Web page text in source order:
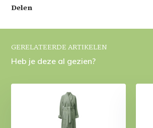
Delen
GERELATEERDE ARTIKELEN
Heb je deze al gezien?